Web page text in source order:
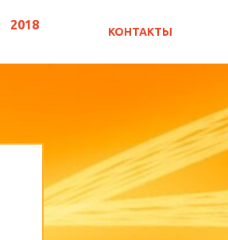
2018
КОНТАКТЫ